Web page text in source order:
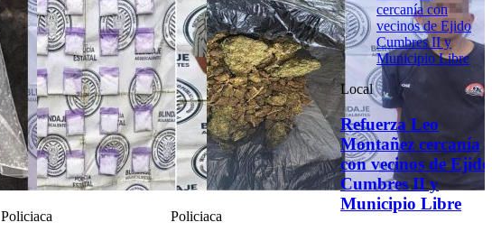
Policiaca Policiaca
Local
Refuerza Leo
Montañez cercanía
con vecinos de Ejido
Cumbres II y
Municipio Libre